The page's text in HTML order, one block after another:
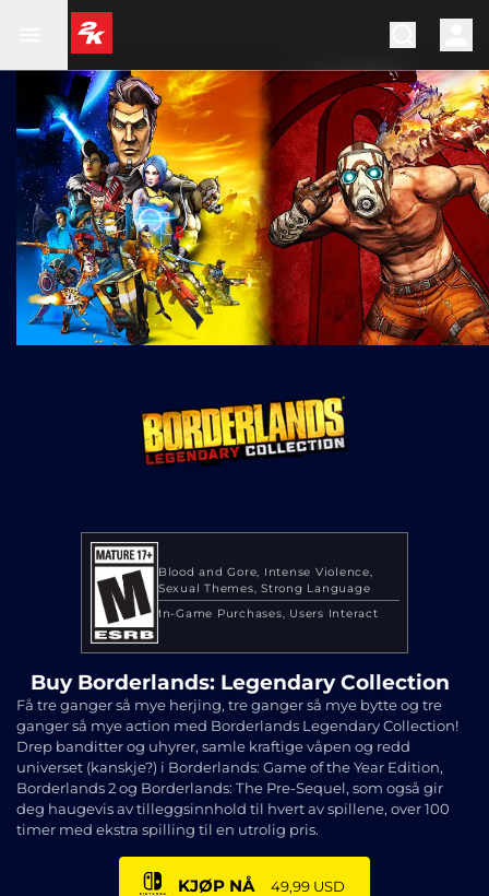
Blood and Gore Intense Violence
Sexual Themes Strong Language
In-Game Purchases
Users Interact
Buy Borderlands: Legendary Collection
Få tre ganger så mye herjing, tre ganger så mye bytte og tre
ganger så mye action med Borderlands Legendary Collection!
Drep banditter og uhyrer, samle kraftige våpen og redd
universet (kanskje?) i Borderlands: Game of the Year Edition,
Borderlands 2 og Borderlands: The Pre-Sequel, som også gir
deg haugevis av tilleggsinnhold til hvert av spillene, over 100
timer med ekstra spilling til en utrolig pris.
KJØP NÅ 49,99 USD